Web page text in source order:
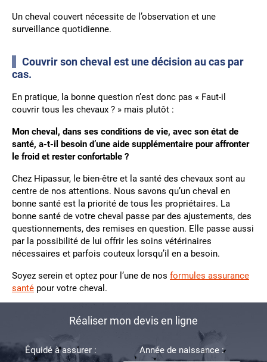
Un cheval couvert nécessite de l’observation et une
surveillance quotidienne.
Couvrir son cheval est une décision au cas par
cas.
En pratique, la bonne question n’est donc pas « Faut-il
couvrir tous les chevaux ? » mais plutôt :
Mon cheval, dans ses conditions de vie, avec son état de
santé, a-t-il besoin d’une aide supplémentaire pour affronter
le froid et rester confortable ?
Chez Hipassur, le bien-être et la santé des chevaux sont au
centre de nos attentions. Nous savons qu’un cheval en
bonne santé est la priorité de tous les propriétaires. La
bonne santé de votre cheval passe par des ajustements, des
questionnements, des remises en question. Elle passe aussi
par la possibilité de lui offrir les soins vétérinaires
nécessaires et parfois couteux lorsqu’il en a besoin.
Soyez serein et optez pour l’une de nos formules assurance
santé pour votre cheval.
Réaliser mon devis en ligne
Équidé à assurer : Année de naissance :